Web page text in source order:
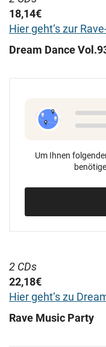
18,14€
Hier geht‘s zur
Dream Dance
Um Ihnen
2 CDs
22,18€
Hier geht‘s zu
Rave Music Party